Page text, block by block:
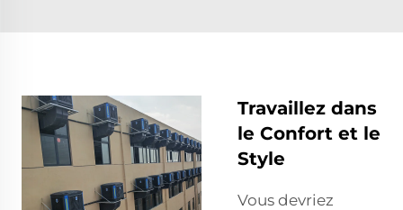
Travaillez dans
le Confort et le
Style
Vous devriez